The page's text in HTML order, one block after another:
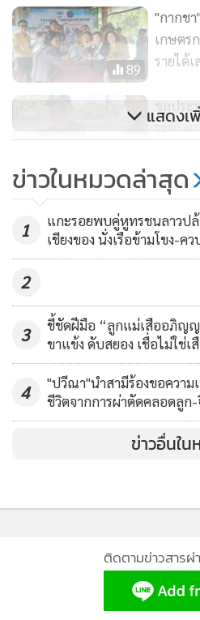
กรณีฝูงห่านก่อให้เกิดความเดือดร้
สัญจรไปมา ทางเทศบาลนครเชีย
ขณะที่เมื่อครบกำหนดการทดลองแ
พิจารณาอย่างละเอียดรอบคอบอีก
89
"กากช
เกษตร
รายได้เ
ชลประ
ระดับแ
ตลิ่งท่วม
308
เทศบา
คูเมือง
วางมา
แสดงเ
ข่าวในหมวดล่าสุด
1
แกะรอยพบคู่หูทรชนลาวปล้
เชียงของ นั่งเรือข้ามโขง-
2
3
ชี้ชัดฝีมือ “ลูกแม่เสืออภิญ
ขาแข้ง ดับสยอง เชื่อไม่ใช่
4
"ปวีณา"นำสามีร้องขอความ
ชีวิตจากการผ่าตัดคลอดลูก
ข่าวอื่นใ
ติดตามข่าวสารผ่